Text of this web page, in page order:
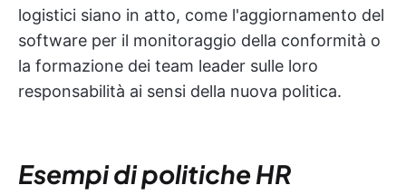
logistici siano in atto, come l'aggiornamento del
software per il monitoraggio della conformità o
la formazione dei team leader sulle loro
responsabilità ai sensi della nuova politica.
Esempi di politiche HR